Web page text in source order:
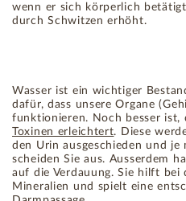
wenn er sich körperlich
durch Schwitzen erhöht.
Wasser ist ein wichtiger
dafür, dass unsere Organe
funktionieren. Noch besser ist,
Toxinen erleichtert. Diese
den Urin ausgeschieden und
scheiden Sie aus. Ausserdem
auf die Verdauung. Sie hilft bei
Mineralien und spielt eine